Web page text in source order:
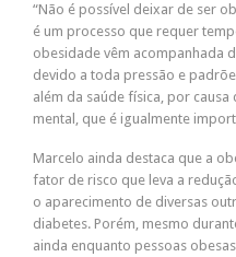
“Não é possível deixar de ser
é um processo que requer
obesidade vêm acompanhada
devido a toda pressão e
além da saúde física, por
mental, que é igualmente
Marcelo ainda destaca que a
fator de risco que leva a
o aparecimento de diversas
diabetes. Porém, mesmo
ainda enquanto pessoas